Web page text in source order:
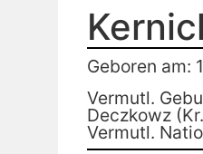
Geboren am:
Vermutl.
Deczkowz
Vermutl.